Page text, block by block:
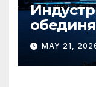
MAY 21,